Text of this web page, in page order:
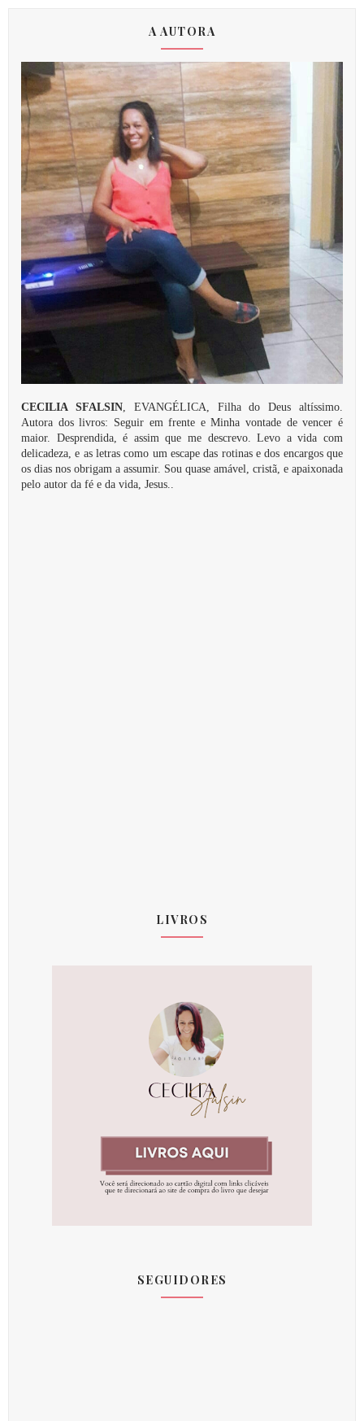
A AUTORA
CECILIA SFALSIN, EVANGÉLICA, Filha do Deus altíssimo.
Autora dos livros: Seguir em frente e Minha vontade de vencer é
maior. Desprendida, é assim que me descrevo. Levo a vida com
delicadeza, e as letras como um escape das rotinas e dos encargos que
os dias nos obrigam a assumir. Sou quase amável, cristã, e apaixonada
pelo autor da fé e da vida, Jesus..
LIVROS
SEGUIDORES